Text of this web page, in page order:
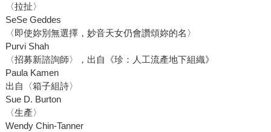
〈拉扯〉
SeSe Geddes
〈即使妳別無選擇，妙音天女仍會讚頌妳的名〉
Purvi Shah
〈招募新諮詢師〉，出自《珍：人工流產地下組織》
Paula Kamen
出自〈箱子組詩〉
Sue D. Burton
〈生產〉
Wendy Chin-Tanner